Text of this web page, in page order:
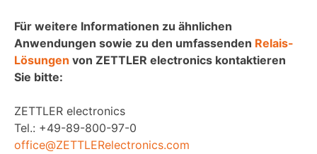
Für weitere Informationen zu ähnlichen
Anwendungen sowie zu den umfassenden Relais-
Lösungen von ZETTLER electronics kontaktieren
Sie bitte:
ZETTLER electronics
Tel.: +49-89-800-97-0
office@ZETTLERelectronics.com